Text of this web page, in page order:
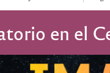
en el